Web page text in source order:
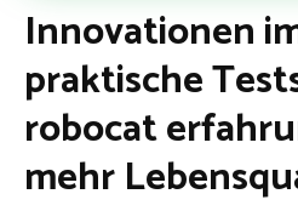
Innovationen
praktische
robocat
mehr